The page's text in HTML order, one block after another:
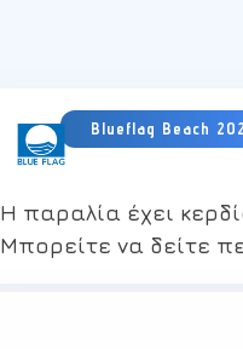
Η παραλία έχει
Μπορείτε να δείτε